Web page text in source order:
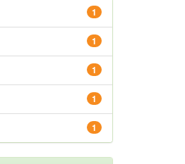
1
1
1
1
1